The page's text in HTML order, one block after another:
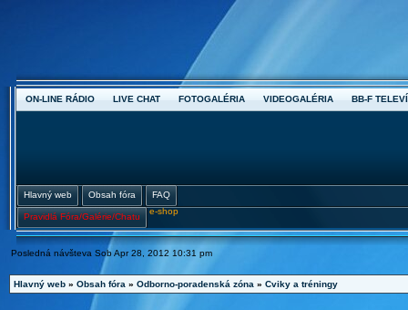
ON-LINE RÁDIO LIVE CHAT FOTOGALÉRIA VIDEOGALÉRIA BB-F
Hlavný web Obsah fóra FAQ
Pravidlá Fóra/Galérie/Chatu
e-shop
Posledná návšteva Sob Apr 28, 2012 10:31 pm
Hlavný web » Obsah fóra » Odborno-poradenská zóna » Cviky a tréningy